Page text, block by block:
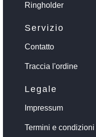
Ringholder
Servizio
Contatto
Traccia l'ordine
Legale
Impressum
Termini e